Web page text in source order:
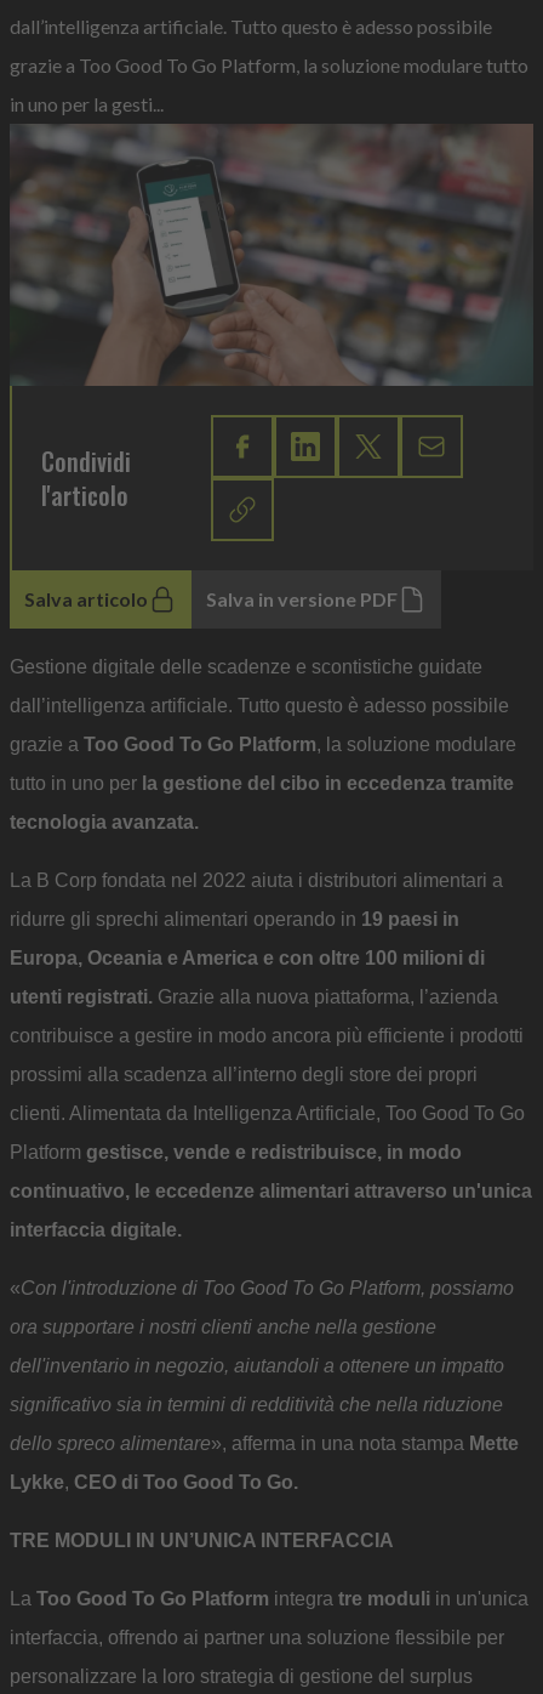
dall’intelligenza artificiale. Tutto questo è adesso possibile
grazie a Too Good To Go Platform, la soluzione modulare tutto
in uno per la gesti...
Condividi
l'articolo
Salva articolo Salva in versione PDF
Gestione digitale delle scadenze e scontistiche guidate
dall’intelligenza artificiale. Tutto questo è adesso possibile
grazie a Too Good To Go Platform, la soluzione modulare
tutto in uno per la gestione del cibo in eccedenza tramite
tecnologia avanzata.
La B Corp fondata nel 2022 aiuta i distributori alimentari a
ridurre gli sprechi alimentari operando in 19 paesi in
Europa, Oceania e America e con oltre 100 milioni di
utenti registrati. Grazie alla nuova piattaforma, l’azienda
contribuisce a gestire in modo ancora più efficiente i prodotti
prossimi alla scadenza all’interno degli store dei propri
clienti. Alimentata da Intelligenza Artificiale, Too Good To Go
Platform gestisce, vende e redistribuisce, in modo
continuativo, le eccedenze alimentari attraverso un'unica
interfaccia digitale.
«Con l'introduzione di Too Good To Go Platform, possiamo
ora supportare i nostri clienti anche nella gestione
dell'inventario in negozio, aiutandoli a ottenere un impatto
significativo sia in termini di redditività che nella riduzione
dello spreco alimentare», afferma in una nota stampa Mette
Lykke, CEO di Too Good To Go.
TRE MODULI IN UN’UNICA INTERFACCIA
La Too Good To Go Platform integra tre moduli in un'unica
interfaccia, offrendo ai partner una soluzione flessibile per
personalizzare la loro strategia di gestione del surplus